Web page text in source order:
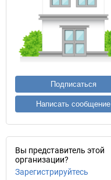
Подписаться
Написать сообщение
Вы представитель этой
организации?
Зарегистрируйтесь